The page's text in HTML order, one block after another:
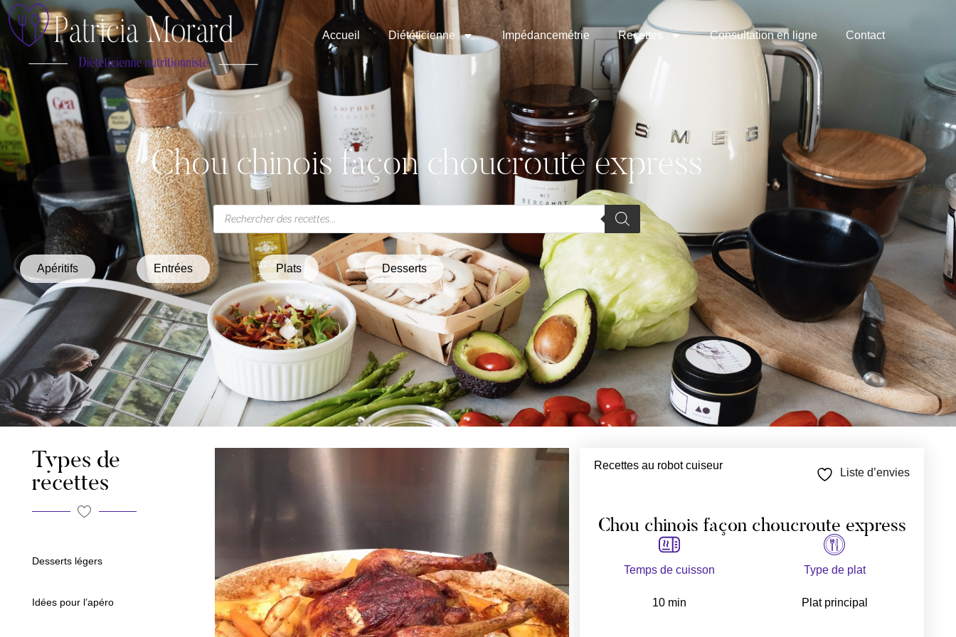
Accueil Diététicienne Impédancemétrie Recettes Consultation en ligne Contact
Chou chinois façon choucroute express
Apéritifs Entrées Plats Desserts
Types de
recettes
Desserts légers
Idées pour l’apéro
Recettes au robot cuiseur
Liste d’envies
Chou chinois façon choucroute express
Temps de cuisson
10 min
Type de plat
Plat principal